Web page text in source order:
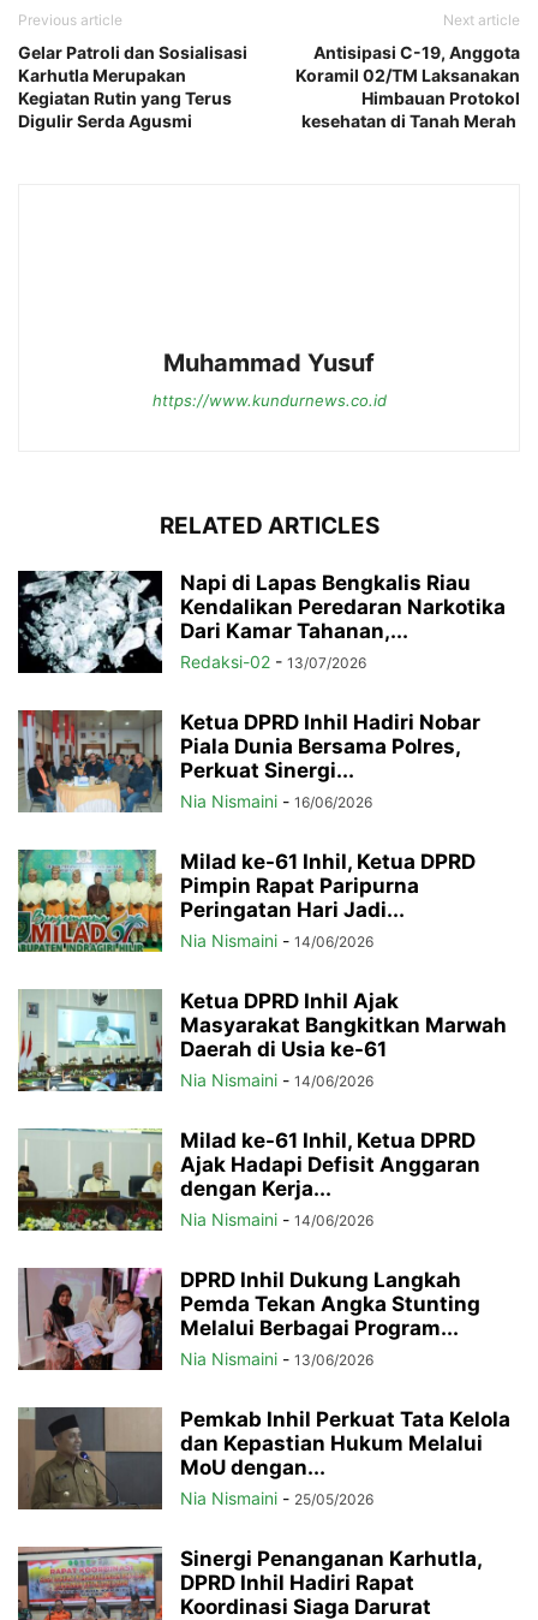
Previous article
Gelar Patroli dan Sosialisasi
Karhutla Merupakan
Kegiatan Rutin yang Terus
Digulir Serda Agusmi
Next article
Antisipasi C-19, Anggota
Koramil 02/TM Laksanakan
Himbauan Protokol
kesehatan di Tanah Merah
Muhammad Yusuf
https://www.kundurnews.co.id
RELATED ARTICLES
Napi di Lapas Bengkalis Riau
Kendalikan Peredaran Narkotika
Dari Kamar Tahanan,...
Redaksi-02 - 13/07/2026
Ketua DPRD Inhil Hadiri Nobar
Piala Dunia Bersama Polres,
Perkuat Sinergi...
Nia Nismaini - 16/06/2026
Milad ke-61 Inhil, Ketua DPRD
Pimpin Rapat Paripurna
Peringatan Hari Jadi...
Nia Nismaini - 14/06/2026
Ketua DPRD Inhil Ajak
Masyarakat Bangkitkan Marwah
Daerah di Usia ke-61
Nia Nismaini - 14/06/2026
Milad ke-61 Inhil, Ketua DPRD
Ajak Hadapi Defisit Anggaran
dengan Kerja...
Nia Nismaini - 14/06/2026
DPRD Inhil Dukung Langkah
Pemda Tekan Angka Stunting
Melalui Berbagai Program...
Nia Nismaini - 13/06/2026
Pemkab Inhil Perkuat Tata Kelola
dan Kepastian Hukum Melalui
MoU dengan...
Nia Nismaini - 25/05/2026
Sinergi Penanganan Karhutla,
DPRD Inhil Hadiri Rapat
Koordinasi Siaga Darurat